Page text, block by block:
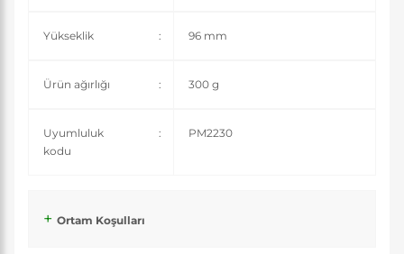
Yükseklik : 96 mm
Ürün ağırlığı : 300 g
Uyumluluk
kodu
: PM2230
Ortam Koşulları